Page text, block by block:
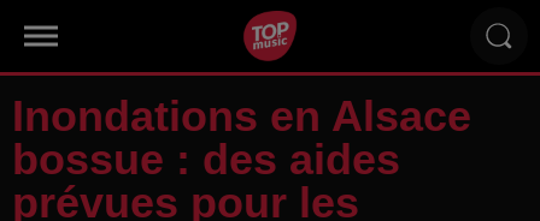
Inondations en Alsace
bossue : des aides
prévues pour les